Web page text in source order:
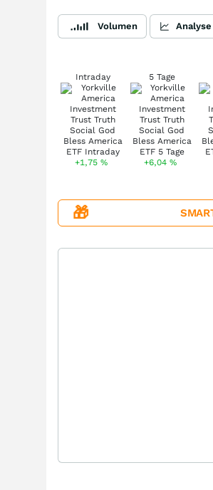
Volumen Analyse
Intraday
+1,75%
5 Tage
+6,04%
🎁